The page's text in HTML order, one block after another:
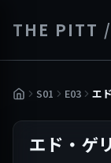
THE PITT
S01 E03
エド・ゲ